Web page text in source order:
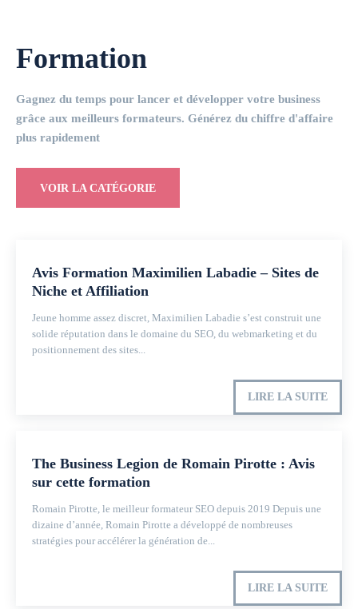
Formation
Gagnez du temps pour lancer et développer votre business
grâce aux meilleurs formateurs. Générez du chiffre d'affaire
plus rapidement
VOIR LA CATÉGORIE
Avis Formation Maximilien Labadie – Sites de
Niche et Affiliation
Jeune homme assez discret, Maximilien Labadie s’est construit une
solide réputation dans le domaine du SEO, du webmarketing et du
positionnement des sites...
LIRE LA SUITE
The Business Legion de Romain Pirotte : Avis
sur cette formation
Romain Pirotte, le meilleur formateur SEO depuis 2019 Depuis une
dizaine d’année, Romain Pirotte a développé de nombreuses
stratégies pour accélérer la génération de...
LIRE LA SUITE